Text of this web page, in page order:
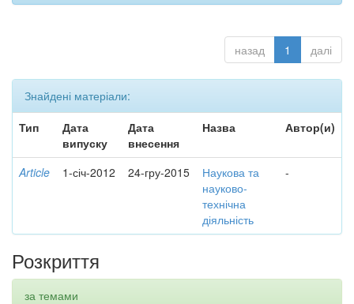
назад 1 далі
Знайдені матеріали:
Тип
Дата
випуску
Дата
внесення
Назва Автор(и)
Article 1-січ-2012 24-гру-2015
Наукова та
науково-
технічна
діяльність
-
Розкриття
за темами